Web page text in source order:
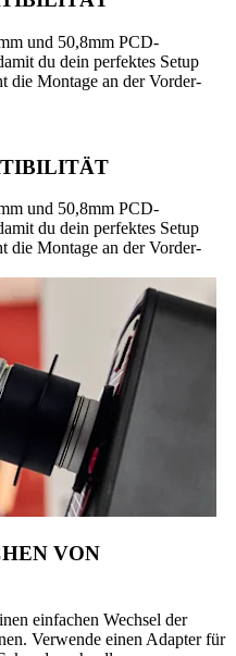
und 50,8mm PCD-
du dein perfektes Setup
die Montage an der Vorder-
und 50,8mm PCD-
du dein perfektes Setup
die Montage an der Vorder-
VON
einfachen Wechsel der
Verwende einen Adapter für